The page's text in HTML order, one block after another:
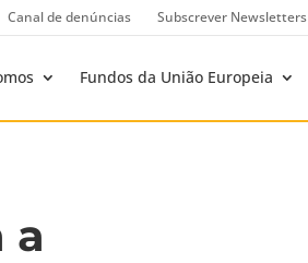
Canal de denúncias Subscrever Newsletters
Fundos da União Europeia
a